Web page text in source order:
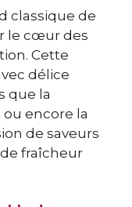
classique de
le cœur des
Cette
délice
que la
ou encore la
de saveurs
fraîcheur